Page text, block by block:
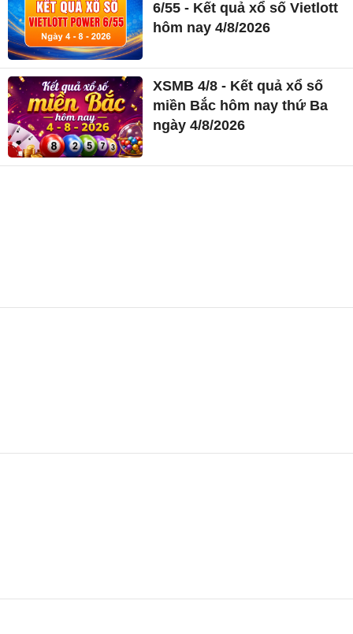
6/55 - Kết quả xổ số Vietlott
hôm nay 4/8/2026
XSMB 4/8 - Kết quả xổ số
miền Bắc hôm nay thứ Ba
ngày 4/8/2026